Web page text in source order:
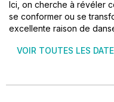
Ici, on cherche à révéler
se conformer ou se
excellente raison de
VOIR TOUTES LES